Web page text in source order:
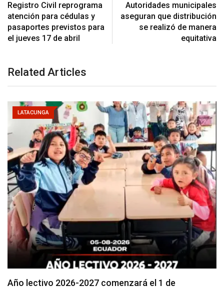
Registro Civil reprograma
atención para cédulas y
pasaportes previstos para
el jueves 17 de abril
Autoridades municipales
aseguran que distribución
se realizó de manera
equitativa
Related Articles
LATACUNGA
Se suspenderá servicio de agua potable en varios…